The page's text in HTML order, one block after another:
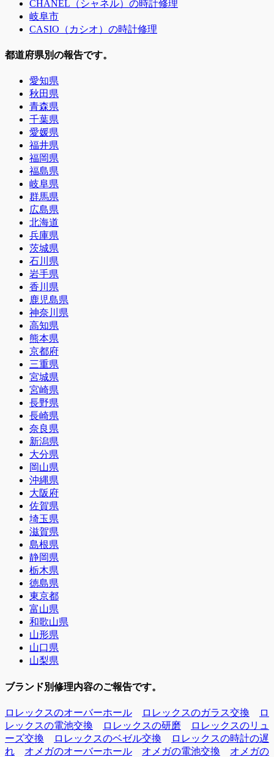
CHANEL（シャネル）の時計修理
岐阜市
CASIO（カシオ）の時計修理
都道府県別の報告です。
愛知県
秋田県
青森県
千葉県
愛媛県
福井県
福岡県
福島県
岐阜県
群馬県
広島県
北海道
兵庫県
茨城県
石川県
岩手県
香川県
鹿児島県
神奈川県
高知県
熊本県
京都府
三重県
宮城県
宮崎県
長野県
長崎県
奈良県
新潟県
大分県
岡山県
沖縄県
大阪府
佐賀県
埼玉県
滋賀県
島根県
静岡県
栃木県
徳島県
東京都
富山県
和歌山県
山形県
山口県
山梨県
ブランド別修理内容のご報告です。
ロレックスのオーバーホール ロレックスのガラス交換
ロ
レックスの電池交換
ロレックスの研磨
ロレックスのリュ
ーズ交換
ロレックスのベゼル交換
ロレックスの時計の遅
れ
オメガのオーバーホール オメガの電池交換
オメガの